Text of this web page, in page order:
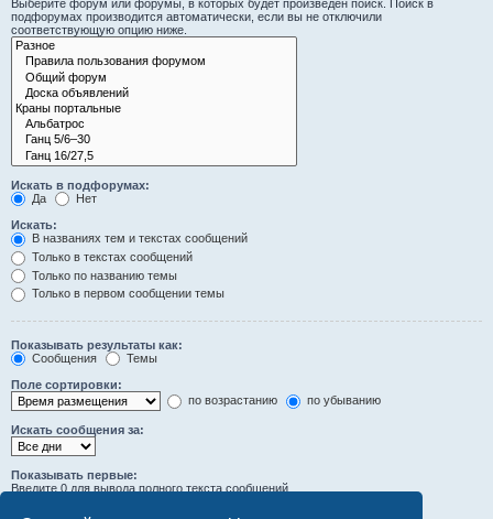
Выберите форум или форумы, в которых будет произведён поиск. Поиск в
подфорумах производится автоматически, если вы не отключили
соответствующую опцию ниже.
Искать в подфорумах:
Да
Нет
Искать:
В названиях тем и текстах сообщений
Только в текстах сообщений
Только по названию темы
Только в первом сообщении темы
Показывать результаты как:
Сообщения
Темы
Поле сортировки:
по возрастанию
по убыванию
Искать сообщения за:
Показывать первые:
Введите 0 для вывода полного текста сообщений.